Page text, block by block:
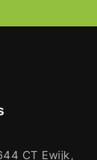
CT Ewijk,